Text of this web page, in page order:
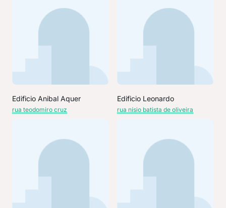
Edificio Anibal Aquer
rua teodomiro cruz
Edificio Leonardo
rua nísio batista de oliveira